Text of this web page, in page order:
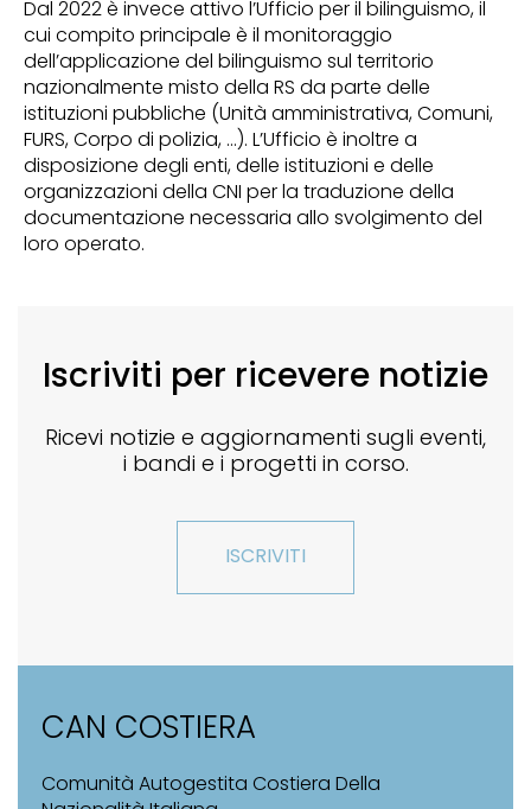
Dal 2022 è invece attivo l’Ufficio per il bilinguismo, il
cui compito principale è il monitoraggio
dell’applicazione del bilinguismo sul territorio
nazionalmente misto della RS da parte delle
istituzioni pubbliche (Unità amministrativa, Comuni,
FURS, Corpo di polizia, …). L’Ufficio è inoltre a
disposizione degli enti, delle istituzioni e delle
organizzazioni della CNI per la traduzione della
documentazione necessaria allo svolgimento del
loro operato.
Iscriviti per ricevere notizie
Ricevi notizie e aggiornamenti sugli eventi,
i bandi e i progetti in corso.
ISCRIVITI
CAN COSTIERA
Comunità Autogestita Costiera Della